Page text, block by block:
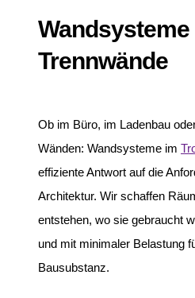
Wandsysteme
Trennwände
Ob im Büro, im Ladenbau
Wänden: Wandsysteme im
effiziente Antwort auf die
Architektur. Wir schaffen
entstehen, wo sie gebraucht
und mit minimaler Belastung
Bausubstanz.